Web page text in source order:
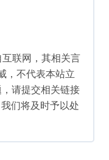
互联网，其相关言
，不代表本站立
请提交相关链接
们将及时予以处